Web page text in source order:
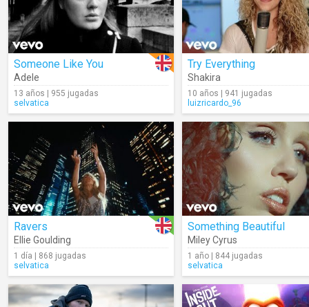
Someone Like You
Adele
13 años | 955 jugadas
selvatica
Try Everything
Shakira
10 años | 941 jugadas
luizricardo_96
Ravers
Ellie Goulding
1 día | 868 jugadas
selvatica
Something Beautiful
Miley Cyrus
1 año | 844 jugadas
selvatica